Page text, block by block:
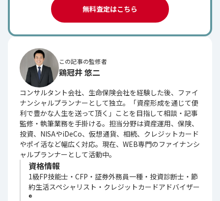
無料査定はこちら
この記事の監修者
鶏冠井 悠二
コンサルタント会社、生命保険会社を経験した後、ファイ
ナンシャルプランナーとして独立。「資産形成を通じて便
利で豊かな人生を送って頂く」ことを目指して相談・記事
監修・執筆業務を手掛ける。担当分野は資産運用、保険、
投資、NISAやiDeCo、仮想通貨、相続、クレジットカード
やポイ活など幅広く対応。現在、WEB専門のファイナンシ
ャルプランナーとして活動中。
資格情報
1級FP技能士・CFP・証券外務員一種・投資診断士・節
約生活スペシャリスト・クレジットカードアドバイザー
®